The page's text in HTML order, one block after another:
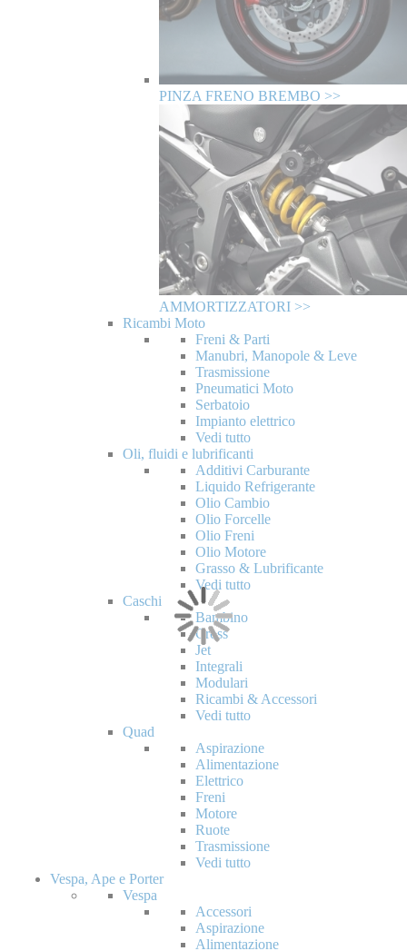
PINZA FRENO BREMBO >>
AMMORTIZZATORI >>
Ricambi Moto
Freni & Parti
Manubri, Manopole & Leve
Trasmissione
Pneumatici Moto
Serbatoio
Impianto elettrico
Vedi tutto
Oli, fluidi e lubrificanti
Additivi Carburante
Liquido Refrigerante
Olio Cambio
Olio Forcelle
Olio Freni
Olio Motore
Grasso & Lubrificante
Vedi tutto
Caschi
Bambino
Cross
Jet
Integrali
Modulari
Ricambi & Accessori
Vedi tutto
Quad
Aspirazione
Alimentazione
Elettrico
Freni
Motore
Ruote
Trasmissione
Vedi tutto
Vespa, Ape e Porter
Vespa
Accessori
Aspirazione
Alimentazione